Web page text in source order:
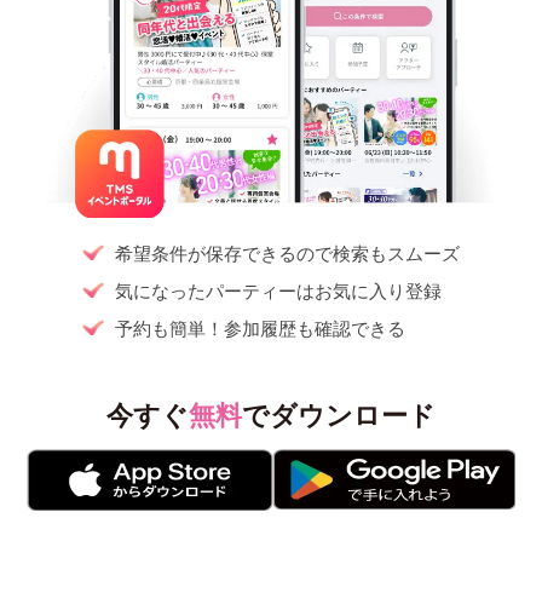
希望条件が保存できるので検索もスムーズ
気になったパーティーはお気に入り登録
予約も簡単！参加履歴も確認できる
今すぐ無料でダウンロード